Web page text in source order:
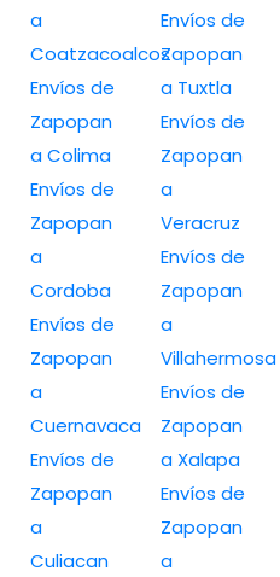
a
Coatzacoalcos
Envíos de
Zapopan
a Colima
Envíos de
Zapopan
a
Cordoba
Envíos de
Zapopan
a
Cuernavaca
Envíos de
Zapopan
a
Culiacan
Envíos de
Zapopan
a Tuxtla
Envíos de
Zapopan
a
Veracruz
Envíos de
Zapopan
a
Villahermosa
Envíos de
Zapopan
a Xalapa
Envíos de
Zapopan
a